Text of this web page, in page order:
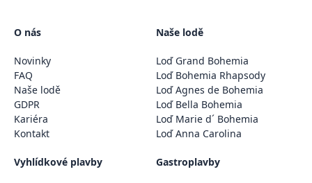
O nás
Novinky
FAQ
Naše lodě
GDPR
Kariéra
Kontakt
Naše lodě
Loď Grand Bohemia
Loď Bohemia Rhapsody
Loď Agnes de Bohemia
Loď Bella Bohemia
Loď Marie d´ Bohemia
Loď Anna Carolina
Vyhlídkové plavby Gastroplavby